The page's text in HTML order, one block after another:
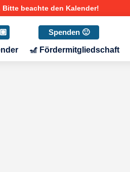
Spenden 🙂
🎢 Fördermitgliedschaft